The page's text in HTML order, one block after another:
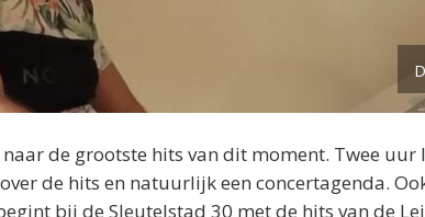
de grootste hits van dit moment. Twee uur
de hits en natuurlijk een concertagenda.
bij de Sleutelstad 30 met de hits van de